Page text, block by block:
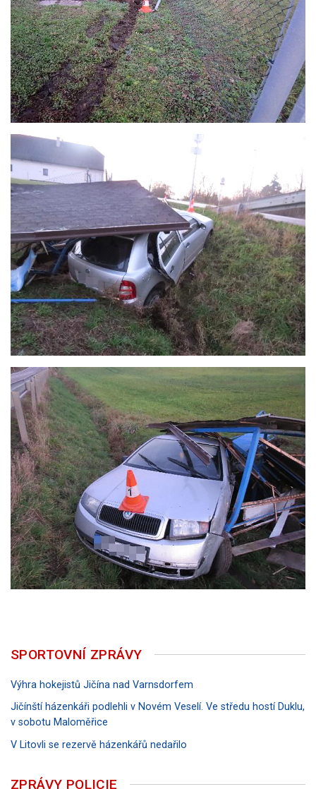
SPORTOVNÍ ZPRÁVY
Výhra hokejistů Jičína nad Varnsdorfem
Jičínští házenkáři podlehli v Novém Veselí. Ve středu hostí Duklu,
v sobotu Maloměřice
V Litovli se rezervě házenkářů nedařilo
ZPRÁVY POLICIE